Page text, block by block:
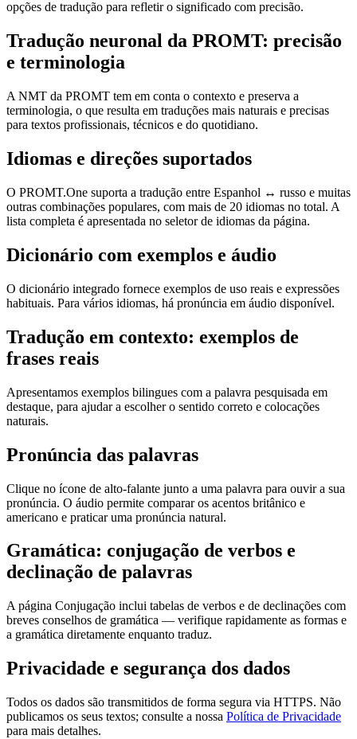
opções de tradução para refletir o significado com precisão.
Tradução neuronal da PROMT: precisão
e terminologia
A NMT da PROMT tem em conta o contexto e preserva a
terminologia, o que resulta em traduções mais naturais e precisas
para textos profissionais, técnicos e do quotidiano.
Idiomas e direções suportados
O PROMT.One suporta a tradução entre Espanhol ↔ russo e muitas
outras combinações populares, com mais de 20 idiomas no total. A
lista completa é apresentada no seletor de idiomas da página.
Dicionário com exemplos e áudio
O dicionário integrado fornece exemplos de uso reais e expressões
habituais. Para vários idiomas, há pronúncia em áudio disponível.
Tradução em contexto: exemplos de
frases reais
Apresentamos exemplos bilingues com a palavra pesquisada em
destaque, para ajudar a escolher o sentido correto e colocações
naturais.
Pronúncia das palavras
Clique no ícone de alto-falante junto a uma palavra para ouvir a sua
pronúncia. O áudio permite comparar os acentos britânico e
americano e praticar uma pronúncia natural.
Gramática: conjugação de verbos e
declinação de palavras
A página Conjugação inclui tabelas de verbos e de declinações com
breves conselhos de gramática — verifique rapidamente as formas e
a gramática diretamente enquanto traduz.
Privacidade e segurança dos dados
Todos os dados são transmitidos de forma segura via HTTPS. Não
publicamos os seus textos; consulte a nossa Política de Privacidade
para mais detalhes.